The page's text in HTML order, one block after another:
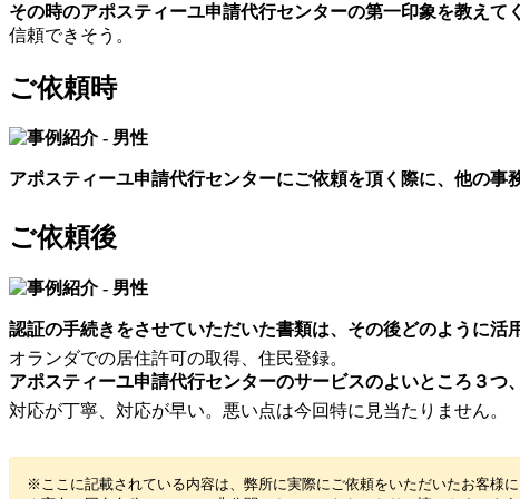
その時のアポスティーユ申請代行センターの第一印象を教えて
信頼できそう。
ご依頼時
アポスティーユ申請代行センターにご依頼を頂く際に、他の事
ご依頼後
認証の手続きをさせていただいた書類は、その後どのように活
オランダでの居住許可の取得、住民登録。
アポスティーユ申請代行センターのサービスのよいところ３つ
対応が丁寧、対応が早い。悪い点は今回特に見当たりません。
※ここに記載されている内容は、弊所に実際にご依頼をいただいたお客様